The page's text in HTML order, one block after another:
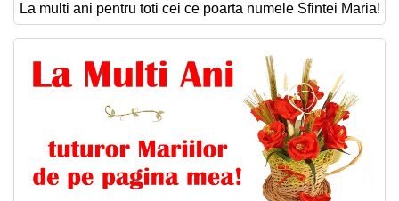
La multi ani pentru toti cei ce poarta numele Sfintei Maria!